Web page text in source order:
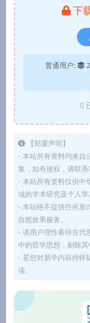
下
普通用户:
【郑重声明】
- 本站所有资料均来自
集，如有侵权，请联系
- 本站所有资料仅供中
域的学术研究及个人学
- 本站绝不提供任何形
自然效果服务。
- 请用户理性看待古代
中的哲学思想，剔除其
- 若您对易学内容持怀
读。